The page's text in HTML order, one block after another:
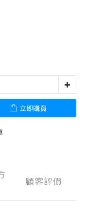
立即購買
顧客評價